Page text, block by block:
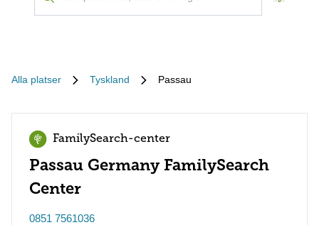
Alla platser Tyskland Passau
FamilySearch-center
Passau Germany FamilySearch
Center
0851 7561036